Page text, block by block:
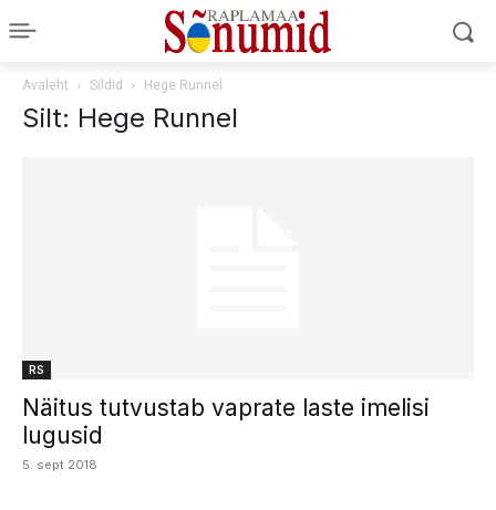
Avaleht Sildid Hege Runnel
Silt: Hege Runnel
RS
Näitus tutvustab vaprate laste imelisi
lugusid
5. sept 2018